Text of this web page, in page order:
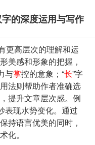
的深度运用与写作
更高层次的理解和运
美感和形象的把握，
与掌控的意象；“长”字
法则帮助作者准确选
提升文章层次感。例
表现水势变化。通过
持语言优美的同时，
化。